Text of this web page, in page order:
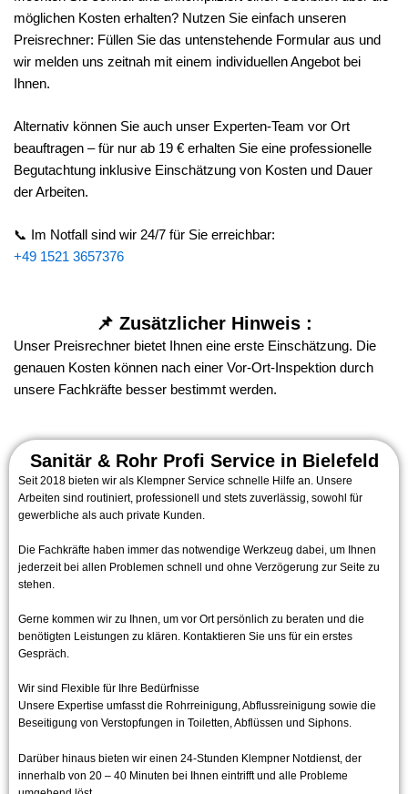
möglichen Kosten erhalten? Nutzen Sie einfach unseren
Preisrechner: Füllen Sie das untenstehende Formular aus und
wir melden uns zeitnah mit einem individuellen Angebot bei
Ihnen.
Alternativ können Sie auch unser Experten-Team vor Ort
beauftragen – für nur ab 19 € erhalten Sie eine professionelle
Begutachtung inklusive Einschätzung von Kosten und Dauer
der Arbeiten.
📞 Im Notfall sind wir 24/7 für Sie erreichbar:
+49 1521 3657376
📌 Zusätzlicher Hinweis :
Unser Preisrechner bietet Ihnen eine erste Einschätzung. Die
genauen Kosten können nach einer Vor-Ort-Inspektion durch
unsere Fachkräfte besser bestimmt werden.
Sanitär & Rohr Profi Service in Bielefeld
Seit 2018 bieten wir als Klempner Service schnelle Hilfe an. Unsere
Arbeiten sind routiniert, professionell und stets zuverlässig, sowohl für
gewerbliche als auch private Kunden.
Die Fachkräfte haben immer das notwendige Werkzeug dabei, um Ihnen
jederzeit bei allen Problemen schnell und ohne Verzögerung zur Seite zu
stehen.
Gerne kommen wir zu Ihnen, um vor Ort persönlich zu beraten und die
benötigten Leistungen zu klären. Kontaktieren Sie uns für ein erstes
Gespräch.
Wir sind Flexible für Ihre Bedürfnisse
Unsere Expertise umfasst die Rohrreinigung, Abflussreinigung sowie die
Beseitigung von Verstopfungen in Toiletten, Abflüssen und Siphons.
Darüber hinaus bieten wir einen 24-Stunden Klempner Notdienst, der
innerhalb von 20 – 40 Minuten bei Ihnen eintrifft und alle Probleme